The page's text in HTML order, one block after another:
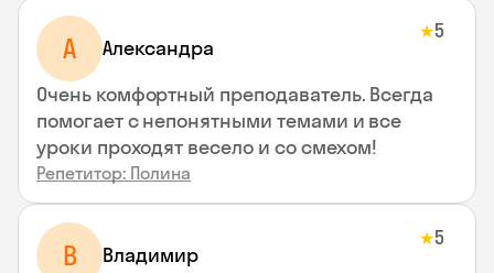
A Aлександра
★5
Очень комфортный преподаватель. Всегда
помогает с непонятными темами и все
уроки проходят весело и со смехом!
Репетитор: Полина
В Владимир
★5